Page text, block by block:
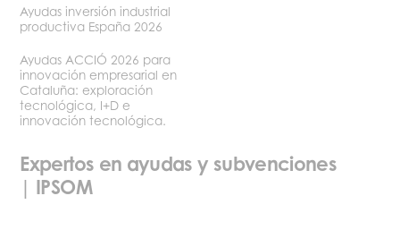
Expertos en ayudas y subvenciones
| IPSOM
Ayudas inversión industrial
productiva España 2026
Ayudas ACCIÓ 2026 para
innovación empresarial en
Cataluña: exploración
tecnológica, I+D e
innovación tecnológica.